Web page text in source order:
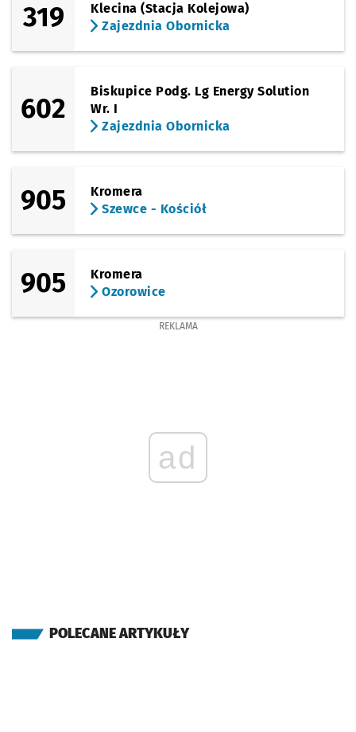
319
Klecina (Stacja Kolejowa)
Zajezdnia Obornicka
602
Biskupice Podg. Lg Energy Solution
Wr. I
Zajezdnia Obornicka
905
Kromera
Szewce - Kościół
905
Kromera
Ozorowice
REKLAMA
ad
POLECANE ARTYKUŁY